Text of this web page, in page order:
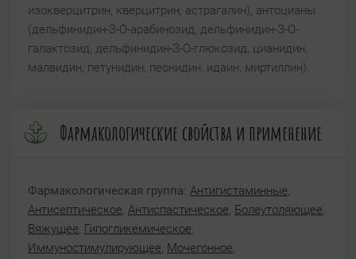
изокверцитрин, кверцитрин, астрагалин), антоцианы
(дельфинидин-З-О-арабинозид, дельфинидин-З-О-
галактозид, дельфинидин-З-О-глюкозид, цианидин,
малвидин, петунидин, пеонидин, идаин, миртиллин).
Фармакологические свойства и применение
Фармакологическая группа: Антигистаминные,
Антисептическое, Антиспастическое, Болеутоляющее,
Вяжущее, Гипогликемическое,
Иммуностимулирующее, Мочегонное,